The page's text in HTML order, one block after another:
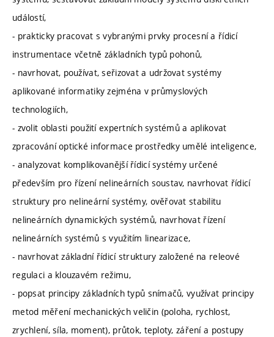
událostí,
- prakticky pracovat s vybranými prvky procesní a řídicí
instrumentace včetně základních typů pohonů,
- navrhovat, používat, seřizovat a udržovat systémy
aplikované informatiky zejména v průmyslových
technologiích,
- zvolit oblasti použití expertních systémů a aplikovat
zpracování optické informace prostředky umělé inteligence,
- analyzovat komplikovanější řídicí systémy určené
především pro řízení nelineárních soustav, navrhovat řídicí
struktury pro nelineární systémy, ověřovat stabilitu
nelineárních dynamických systémů, navrhovat řízení
nelineárních systémů s využitím linearizace,
- navrhovat základní řídicí struktury založené na releové
regulaci a klouzavém režimu,
- popsat principy základních typů snímačů, využívat principy
metod měření mechanických veličin (poloha, rychlost,
zrychlení, síla, moment), průtok, teploty, záření a postupy